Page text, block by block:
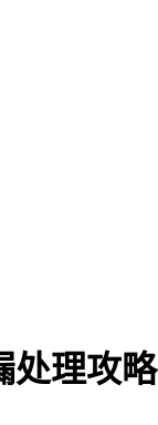
处理攻略